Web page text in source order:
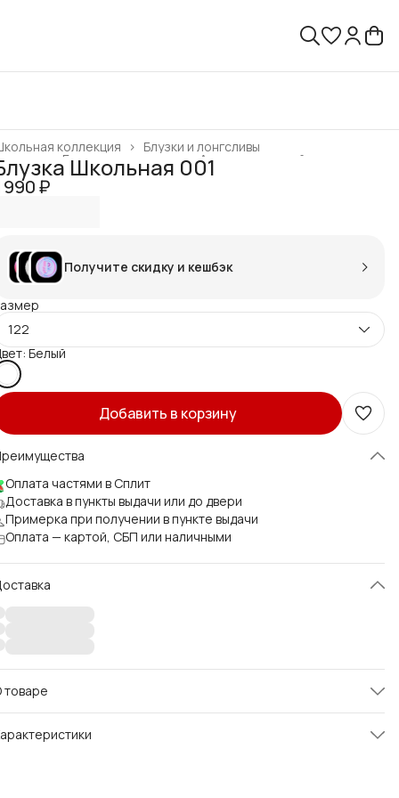
Блузки и лонгсливы
коллекция ›
Ассортимент сайта
Готовая продукция ›
Школьная 001
990 ₽
Получите скидку и кешбэк
122
Белый
Добавить в корзину
Оплата частями в Сплит
Доставка в пункты выдачи или до двери
Примерка при получении в пункте выдачи
Оплата — картой, СБП или наличными
товаре
школьная от бренда LeluKids- выбор стильных мам
Стильная, красивая с ажурным закругленным